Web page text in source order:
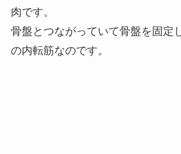
肉です。
骨盤とつながっていて骨盤を固定
の内転筋なのです。